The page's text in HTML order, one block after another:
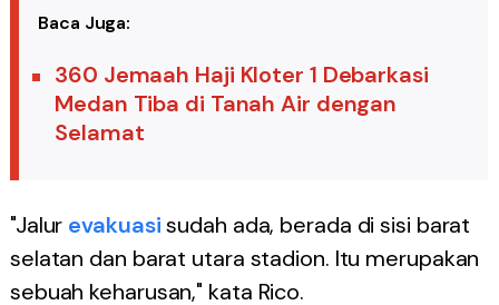
Baca Juga:
360 Jemaah Haji Kloter 1 Debarkasi
Medan Tiba di Tanah Air dengan
Selamat
"Jalur evakuasisudah ada, berada di sisi barat
selatan dan barat utara stadion. Itu merupakan
sebuah keharusan," kata Rico.